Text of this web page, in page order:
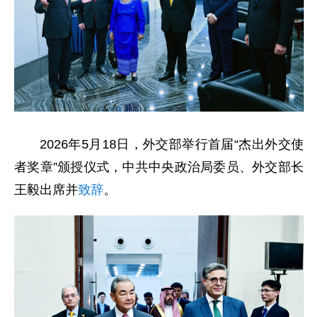
2026年5月18日，外交部举行首届“杰出外交使
者奖章”颁授仪式，中共中央政治局委员、外交部长
王毅出席并致辞。